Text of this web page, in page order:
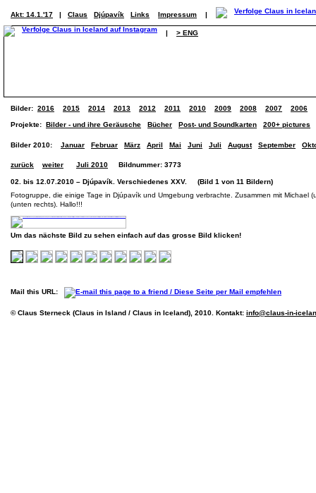
Akt: 14.1.'17 | Claus Djúpavík Links Impressum |
| > ENG
Bilder: 2016 2015 2014 2013 2012 2011 2010 2009 2008 2007 2006
Projekte: Bilder - und ihre Geräusche Bücher Post- und Soundkarten 200+ pictures
Bilder 2010: Januar Februar März April Mai Juni Juli August September
zurück weiter Juli 2010 Bildnummer: 3773
02. bis 12.07.2010 – Djúpavík. Verschiedenes XXV. (Bild 1 von 11 Bildern)
Fotogruppe, die einige Tage in Djúpavík und Umgebung verbrachte. Zusammen mit Michael
(unten rechts). Hallo!!!
Um das nächste Bild zu sehen einfach auf das grosse Bild klicken!
Mail this URL:
© Claus Sterneck (Claus in Island / Claus in Iceland), 2010. Kontakt: info@claus-in-